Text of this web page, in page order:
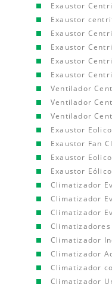
Exaustor
Exaustor
Exaustor
Exaustor
Exaustor
Exaustor
Ventilador
Ventilador
Ventilador
Exaustor Eolico
Exaustor Fan
Exaustor
Exaustor
Climatizador
Climatizador
Climatizador
Climatizador
Climatizador
Climatizador
Climatizador